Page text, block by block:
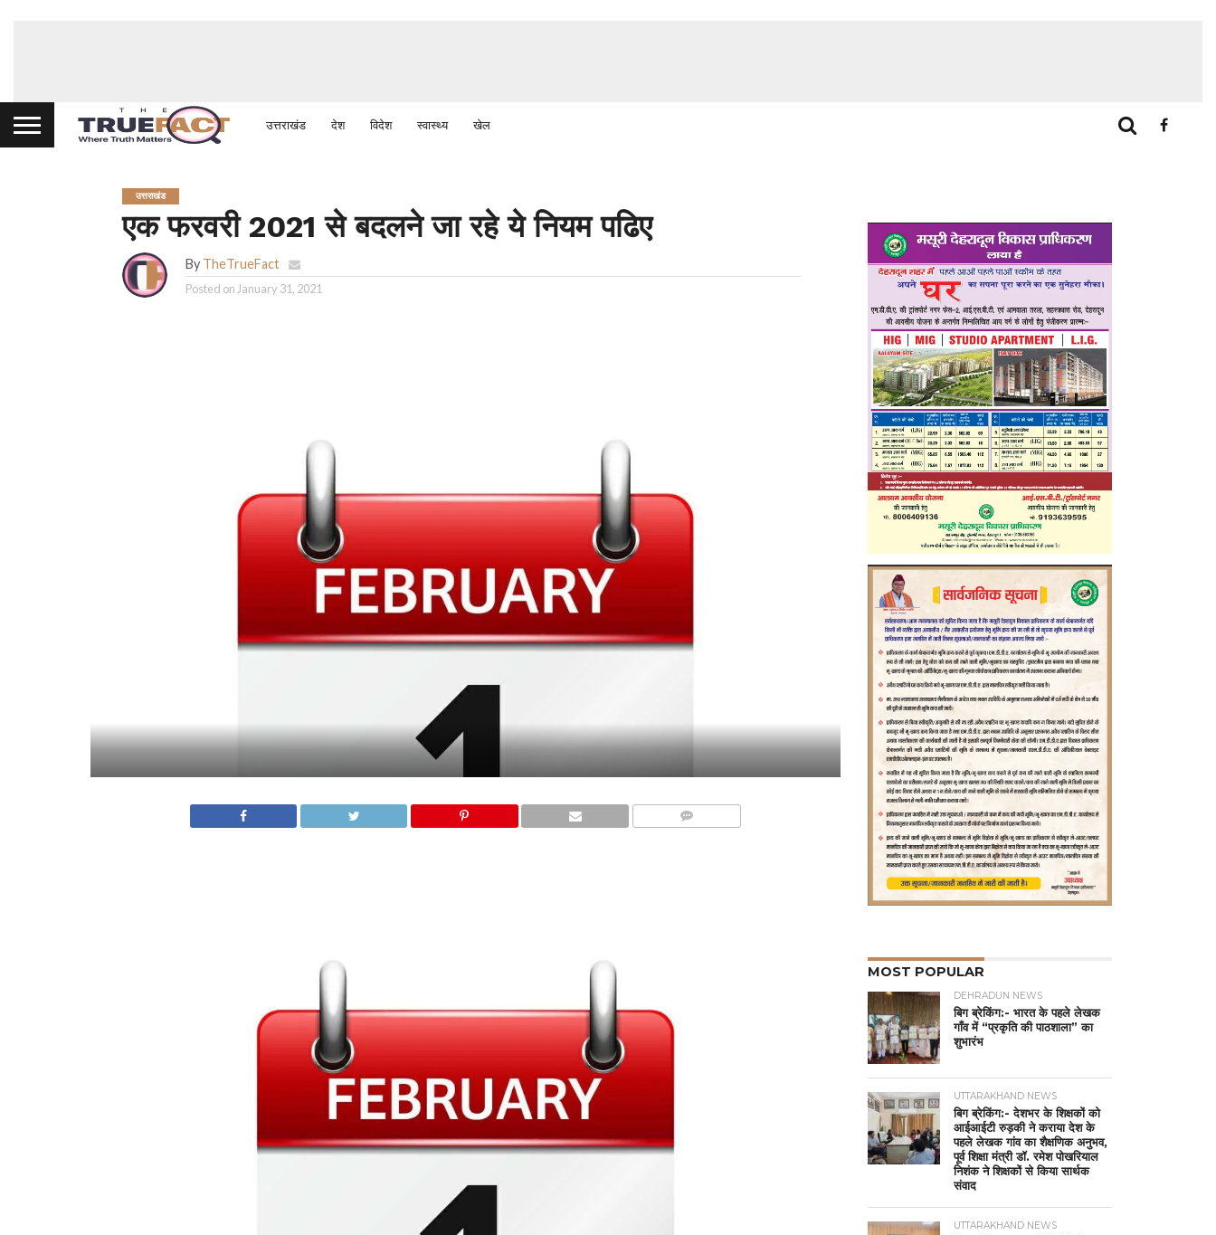
उत्तराखंड देश विदेश स्वास्थ्य खेल
उत्तराखंड
एक फरवरी 2021 से बदलने जा रहे ये नियम पढिए
By TheTrueFact
Posted on January 31, 2021
MOST POPULAR
DEHRADUN NEWS
बिग ब्रेकिंग:- भारत के पहले लेखक
गाँव में “प्रकृति की पाठशाला” का
शुभारंभ
UTTARAKHAND NEWS
बिग ब्रेकिंग:- देशभर के शिक्षकों को
आईआईटी रुड़की ने कराया देश के
पहले लेखक गांव का शैक्षणिक अनुभव,
पूर्व शिक्षा मंत्री डॉ. रमेश पोखरियाल
निशंक ने शिक्षकों से किया सार्थक
संवाद
UTTARAKHAND NEWS